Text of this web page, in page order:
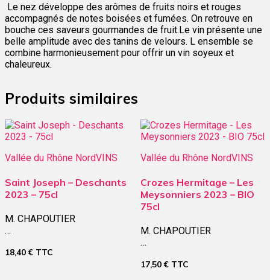
Le nez développe des arômes de fruits noirs et rouges
accompagnés de notes boisées et fumées. On retrouve en
bouche ces saveurs gourmandes de fruit.Le vin présente une
belle amplitude avec des tanins de velours. L ensemble se
combine harmonieusement pour offrir un vin soyeux et
chaleureux.
Produits similaires
Vallée du Rhône NordVINS
Saint Joseph – Deschants
2023 – 75cl
M. CHAPOUTIER
…
18,40€ TTC
Vallée du Rhône NordVINS
Crozes Hermitage – Les
Meysonniers 2023 – BIO
75cl
M. CHAPOUTIER
…
17,50€TTC